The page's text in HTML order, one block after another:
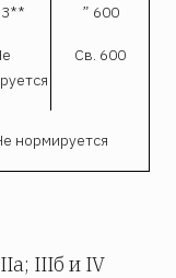
” 600
Св. 600
нормируется
IIIб и IV